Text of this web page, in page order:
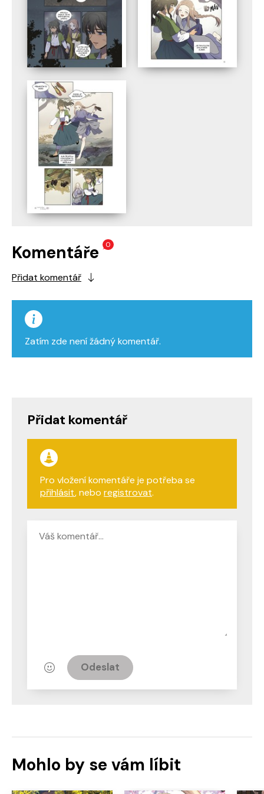
Komentáře 0
Přidat komentář
Zatím zde není žádný komentář.
Přidat komentář
Pro vložení komentáře je potřeba se
přihlásit, nebo registrovat.
Odeslat
Mohlo by se vám líbit